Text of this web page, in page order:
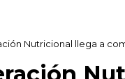
Nutricional llega a